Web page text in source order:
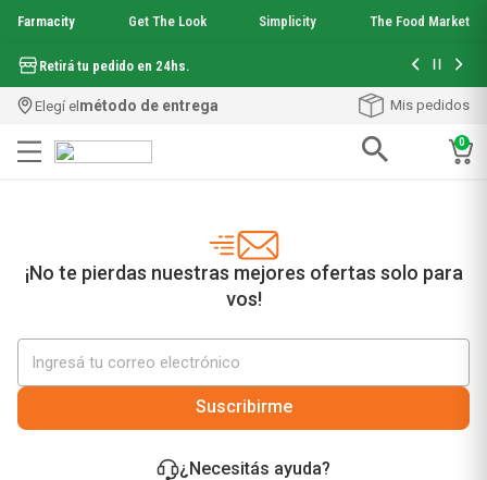
Farmacity Get The Look Simplicity The Food Market
Retirá tu pedido en 24hs. Hasta 6
Elegí elmétodo de entrega Mis pedidos
0
¡No te pierdas nuestras mejores ofertas solo para
vos!
Suscribirme
¿Necesitás ayuda?
garnier toque seco crema facial
. mela b3
6
get the look
8
9